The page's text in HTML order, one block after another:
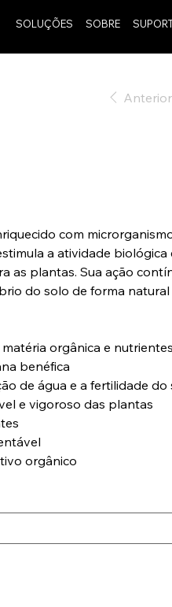
SOLUÇÕES SOBRE
Anterior
com
a atividade biológica
as plantas. Sua ação
do solo de forma natural
orgânica e nutrientes
benéfica
de água e a fertilidade do
e vigoroso das plantas
orgânico